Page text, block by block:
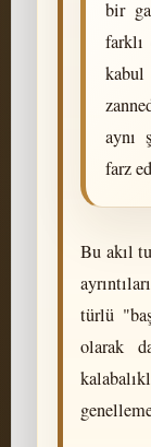
bir
farklı
aynı
farz
Bu akıl
türlü
olarak